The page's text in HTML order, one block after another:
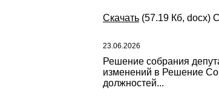
Скачать (57.19 Кб, docx)
23.06.2026
Решение собрания
изменений в Решение
должностей...